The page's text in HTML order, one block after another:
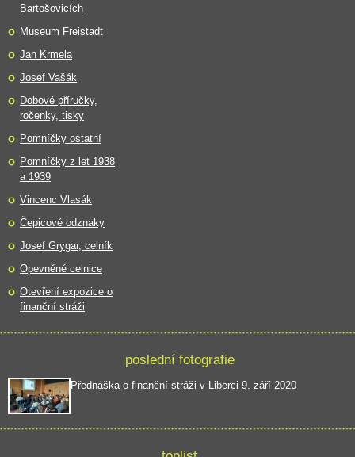
Bartošovicích
Museum Freistadt
Jan Krmela
Josef Vašák
Dobové příručky,
ročenky, tisky
Pomníčky ostatní
Pomníčky z let 1938
a 1939
Vincenc Vlasák
Čepicové odznaky
Josef Grygar, celník
Opevněné celnice
Otevření expozice o
finanční stráži
poslední fotografie
Přednáška o finanční stráži v Liberci 9. září 2020